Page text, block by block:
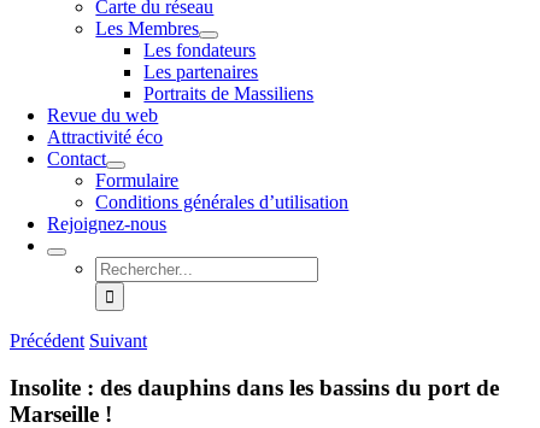
Carte du réseau
Les Membres
Les fondateurs
Les partenaires
Portraits de Massiliens
Revue du web
Attractivité éco
Contact
Formulaire
Conditions générales d’utilisation
Rejoignez-nous
Rechercher:
Précédent Suivant
Insolite : des dauphins dans les bassins du port de
Marseille !